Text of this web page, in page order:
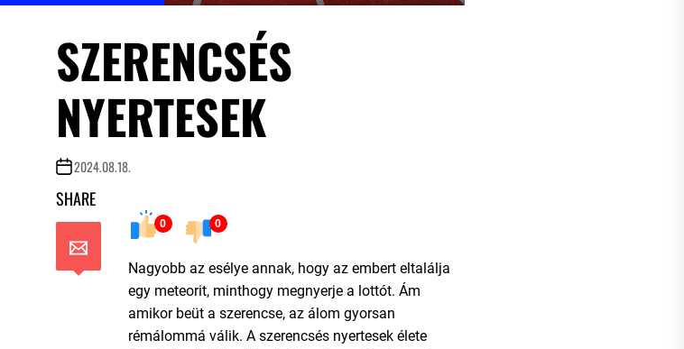
SZERENCSÉS
NYERTESEK
2024.08.18.
SHARE
0 0
Nagyobb az esélye annak, hogy az embert eltalálja
egy meteorit, minthogy megnyerje a lottót. Ám
amikor beüt a szerencse, az álom gyorsan
rémálommá válik. A szerencsés nyertesek élete